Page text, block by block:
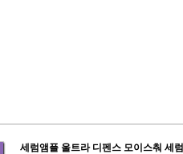
세럼앰플 울트라 디펜스 모이스춰 세럼